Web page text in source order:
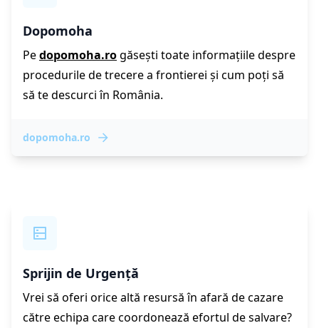
Dopomoha
Pedopomoha.rogăsești toate informațiile despre
procedurile de trecere a frontierei și cum poți să
să te descurci în România.
dopomoha.ro
Sprijin de Urgență
Vrei să oferi orice altă resursă în afară de cazare
către echipa care coordonează efortul de salvare?